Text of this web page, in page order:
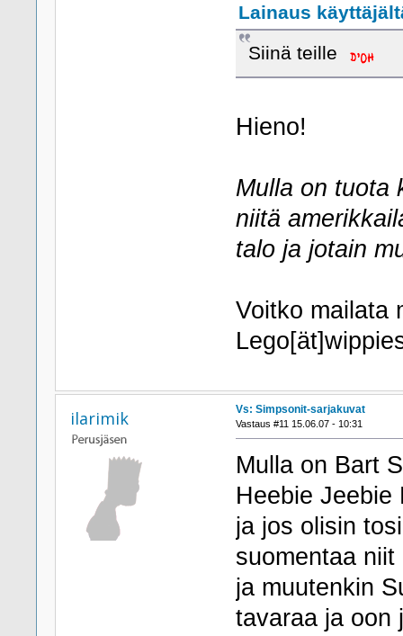
Lainaus
Siinä teille
Hieno!
Mulla on tuota
niitä
talo ja jotain
Voitko mailata
ilarimik Vs: Simpsonit-sarjakuvat
Vastaus #11 15.06.07 - 10:31
Mulla on Bart
Heebie Jeebie
ja jos olisin
suomentaa
ja muutenkin
tavaraa ja oon